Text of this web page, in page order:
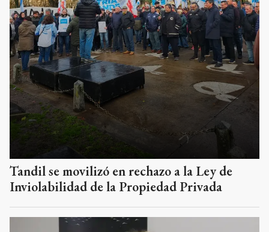
Tandil se movilizó en rechazo a la Ley de
Inviolabilidad de la Propiedad Privada